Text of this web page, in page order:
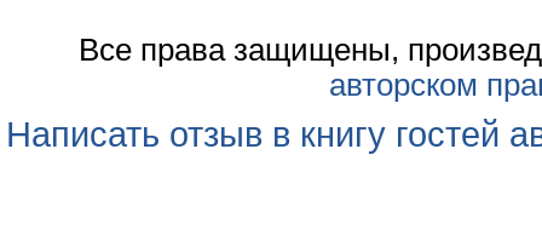
Все права защищены,
авторском
Написать отзыв в книгу гостей